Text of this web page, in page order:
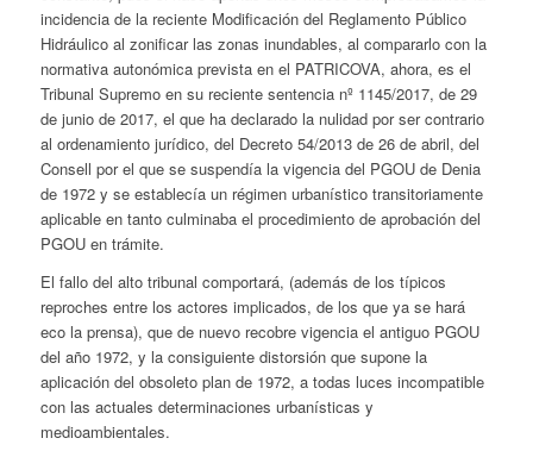
incidencia de la reciente Modificación del Reglamento Público
Hidráulico al zonificar las zonas inundables, al compararlo con la
normativa autonómica prevista en el PATRICOVA, ahora, es el
Tribunal Supremo en su reciente sentencia nº 1145/2017, de 29
de junio de 2017, el que ha declarado la nulidad por ser contrario
al ordenamiento jurídico, del Decreto 54/2013 de 26 de abril, del
Consell por el que se suspendía la vigencia del PGOU de Denia
de 1972 y se establecía un régimen urbanístico transitoriamente
aplicable en tanto culminaba el procedimiento de aprobación del
PGOU en trámite.
El fallo del alto tribunal comportará, (además de los típicos
reproches entre los actores implicados, de los que ya se hará
eco la prensa), que de nuevo recobre vigencia el antiguo PGOU
del año 1972, y la consiguiente distorsión que supone la
aplicación del obsoleto plan de 1972, a todas luces incompatible
con las actuales determinaciones urbanísticas y
medioambientales.